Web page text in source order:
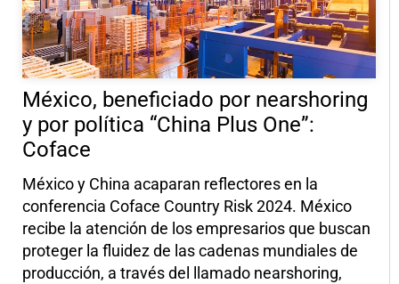
México, beneficiado por nearshoring
y por política “China Plus One”:
Coface
México y China acaparan reflectores en la
conferencia Coface Country Risk 2024. México
recibe la atención de los empresarios que buscan
proteger la fluidez de las cadenas mundiales de
producción, a través del llamado nearshoring,